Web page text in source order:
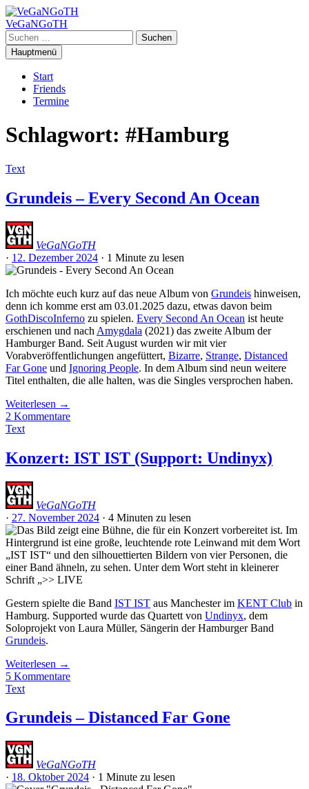
Zum
Inhalt
springen
VeGaNGoTH
Suchen
nach:
Hauptmenü
Start
Friends
Termine
Schlagwort: #Hamburg
Text
Grundeis – Every Second An Ocean
VeGaNGoTH
· 12. Dezember 2024 · 1 Minute zu lesen
Ich möchte euch kurz auf das neue Album von Grundeis hinweisen,
denn ich komme erst am 03.01.2025 dazu, etwas davon beim
GothDiscoInferno zu spielen. Every Second An Ocean ist heute
erschienen und nach Amygdala (2021) das zweite Album der
Hamburger Band. Seit August wurden wir mit vier
Vorabveröffentlichungen angefüttert, Bizarre, Strange, Distanced
Far Gone und Ignoring People. In dem Album sind neun weitere
Titel enthalten, die alle halten, was die Singles versprochen haben.
Weiterlesen →
2 Kommentare
Text
Konzert: IST IST (Support: Undinyx)
VeGaNGoTH
· 27. November 2024 · 4 Minuten zu lesen
Gestern spielte die Band IST IST aus Manchester im KENT Club in
Hamburg. Supported wurde das Quartett von Undinyx, dem
Soloprojekt von Laura Müller, Sängerin der Hamburger Band
Grundeis.
Weiterlesen →
5 Kommentare
Text
Grundeis – Distanced Far Gone
VeGaNGoTH
· 18. Oktober 2024 · 1 Minute zu lesen